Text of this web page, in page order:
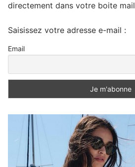
directement dans votre boite
Saisissez votre adresse e-mail :
Email